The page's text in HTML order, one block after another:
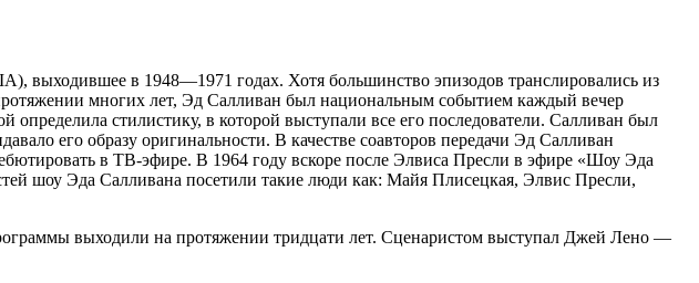
выходившее в 1948—1971 годах. Хотя большинство эпизодов транслировались из
многих лет, Эд Салливан был национальным событием каждый вечер
определила стилистику, в которой выступали все его последователи. Салливан был
его образу оригинальности. В качестве соавторов передачи Эд Салливан
в ТВ-эфире. В 1964 году вскоре после Элвиса Пресли в эфире «Шоу Эда
шоу Эда Салливана посетили такие люди как: Майя Плисецкая, Элвис Пресли,
выходили на протяжении тридцати лет. Сценаристом выступал Джей Лено —